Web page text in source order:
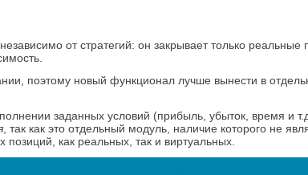
от стратегий: он закрывает только
поэтому новый функционал лучше вынести в
заданных условий (прибыль, убыток, время и
, так как это отдельный модуль, наличие которого не
позиций, как реальных, так и виртуальных.